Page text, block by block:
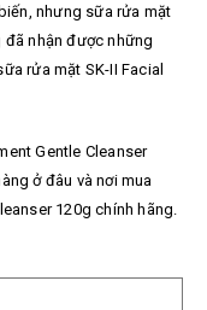
nhưng sữa rửa mặt
đã nhận được những
rửa mặt SK-II Facial
Gentle Cleanser
ở đâu và nơi mua
120g chính hãng.